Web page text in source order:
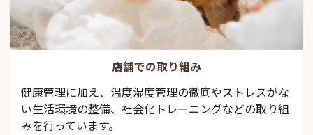
店舗での取り組み
健康管理に加え、温度湿度管理の徹底やストレスがな
い生活環境の整備、社会化トレーニングなどの取り組
みを行っています。